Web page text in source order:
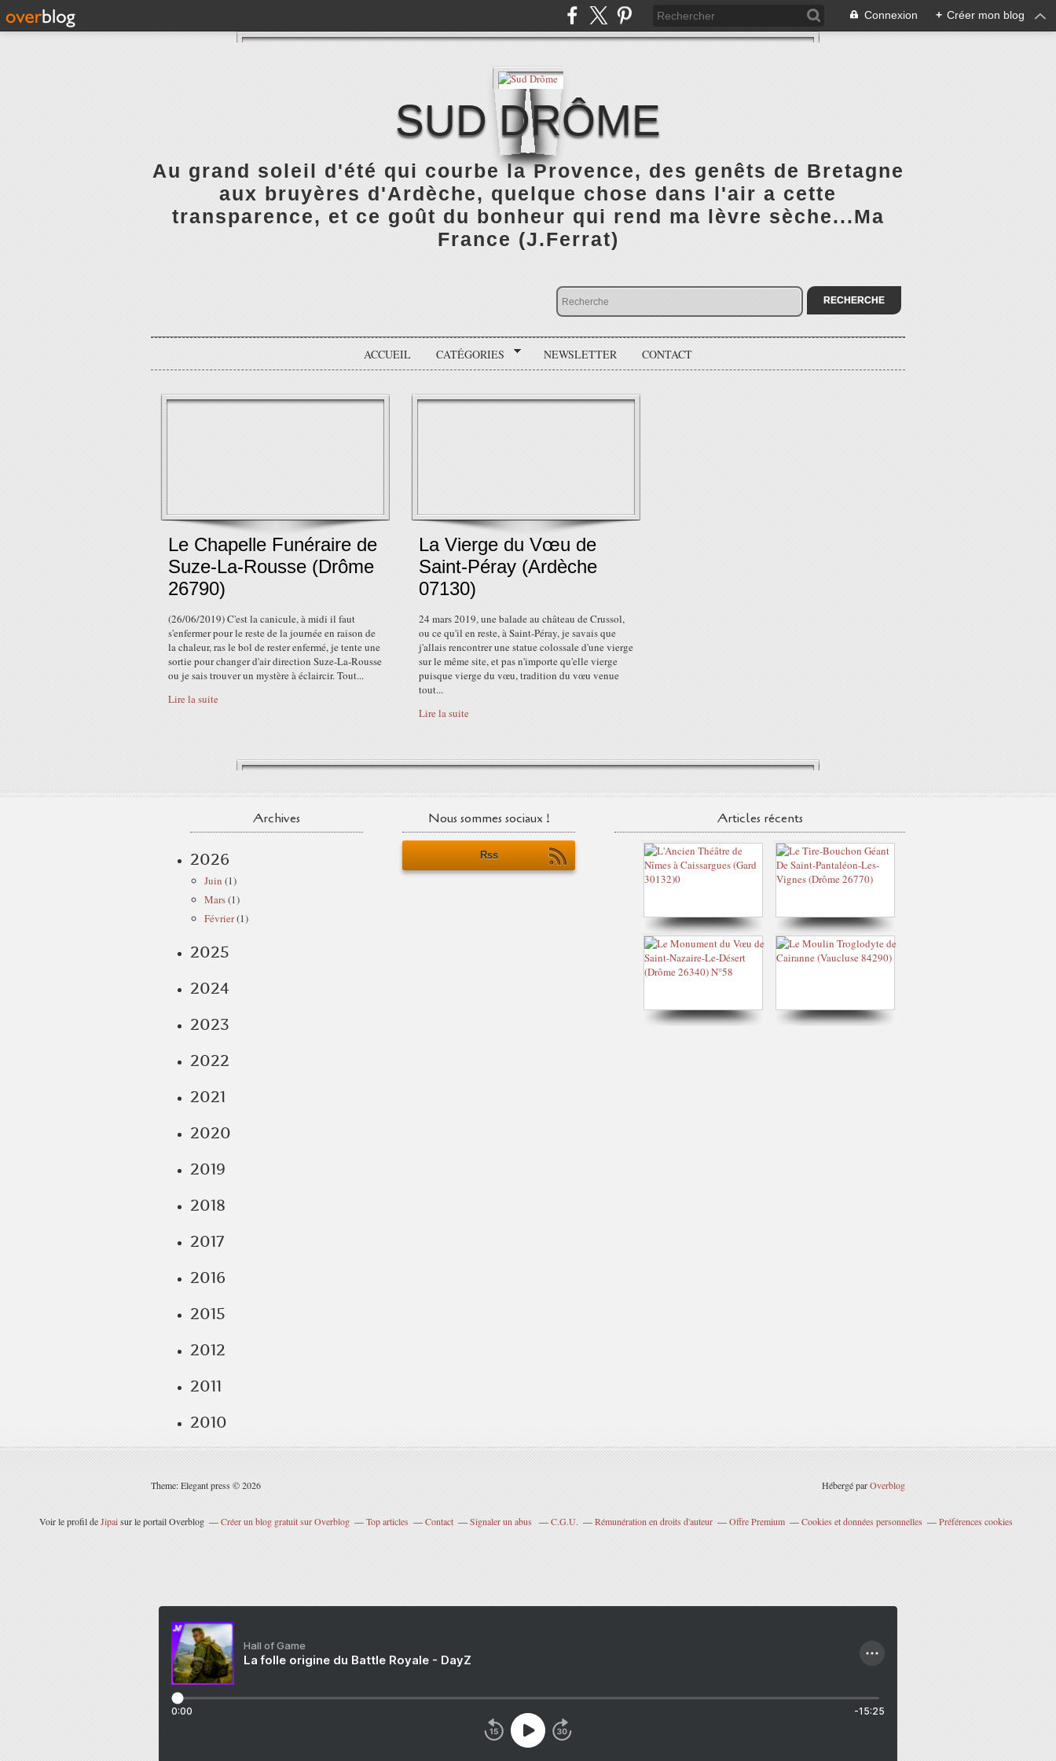
Connexion + Créer mon blog
SUD DRÔME
Au grand soleil d'été qui courbe la Provence, des genêts de Bretagne
aux bruyères d'Ardèche, quelque chose dans l'air a cette
transparence, et ce goût du bonheur qui rend ma lèvre sèche...Ma
France (J.Ferrat)
ACCUEIL CATÉGORIES NEWSLETTER CONTACT
Le Chapelle Funéraire de
Suze-La-Rousse (Drôme
26790)
(26/06/2019) C'est la canicule, à midi il faut
s'enfermer pour le reste de la journée en raison de
la chaleur, ras le bol de rester enfermé, je tente une
sortie pour changer d'air direction Suze-La-Rousse
ou je sais trouver un mystère à éclaircir. Tout...
Lire la suite
La Vierge du Vœu de
Saint-Péray (Ardèche
07130)
24 mars 2019, une balade au château de Crussol,
ou ce qu'il en reste, à Saint-Péray, je savais que
j'allais rencontrer une statue colossale d'une vierge
sur le même site, et pas n'importe qu'elle vierge
puisque vierge du vœu, tradition du vœu venue
tout...
Lire la suite
Archives
2026
Juin (1)
Mars(1)
Février(1)
2025
2024
2023
2022
2021
2020
2019
2018
2017
2016
2015
2012
2011
2010
Nous sommes sociaux !
Rss
Articles récents
Theme: Elegant press © 2026 Hébergé parOverblog
Voir le profil deJipaisur le portail Overblog Créer un blog gratuit sur Overblog Top articles Contact Signaler un abus C.G.U. Rémunération en droits d'auteur Offre Premium Cookies et données personnelles Préférences cookies
Hall of Game
La folle origine du Battle Royale - DayZ
0:00 -15:25